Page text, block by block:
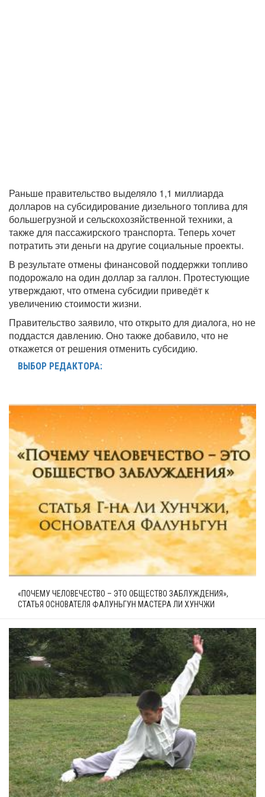
Раньше правительство выделяло 1,1 миллиарда
долларов на субсидирование дизельного топлива для
большегрузной и сельскохозяйственной техники, а
также для пассажирского транспорта. Теперь хочет
потратить эти деньги на другие социальные проекты.
В результате отмены финансовой поддержки топливо
подорожало на один доллар за галлон. Протестующие
утверждают, что отмена субсидии приведёт к
увеличению стоимости жизни.
Правительство заявило, что открыто для диалога, но не
поддастся давлению. Оно также добавило, что не
откажется от решения отменить субсидию.
ВЫБОР РЕДАКТОРА:
«ПОЧЕМУ ЧЕЛОВЕЧЕСТВО – ЭТО ОБЩЕСТВО ЗАБЛУЖДЕНИЯ»,
СТАТЬЯ ОСНОВАТЕЛЯ ФАЛУНЬГУН МАСТЕРА ЛИ ХУНЧЖИ